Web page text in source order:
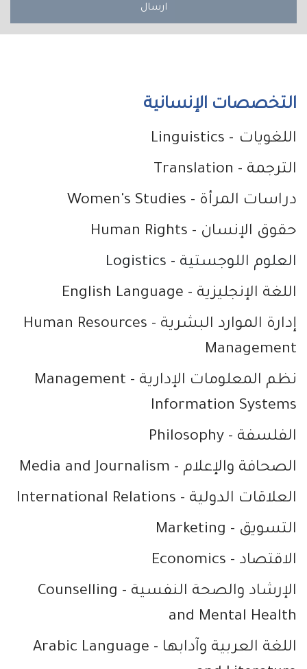
ارسال
التخصصات الإنسانية
اللغويات -
Linguistics
الترجمة - Translation
دراسات المرأة - Women's Studies
حقوق الإنسان - Human Rights
العلوم اللوجستية - Logistics
اللغة الإنجليزية - English Language
إدارة الموارد البشرية
- Human Resources
Management
نظم المعلومات الإدارية
- Management
Information Systems
الفلسفة - Philosophy
الصحافة والإعلام - Media and Journalism
العلاقات الدولية - International Relations
التسويق - Marketing
الاقتصاد - Economics
الإرشاد والصحة النفسية
- Counselling
and Mental Health
اللغة العربية وآدابها
- Arabic Language